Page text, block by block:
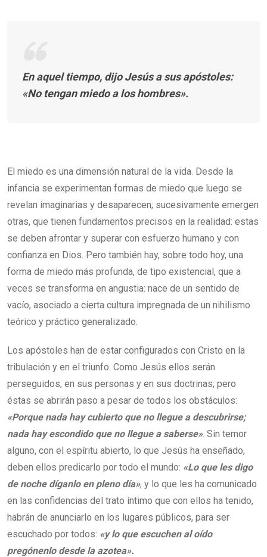
En aquel tiempo, dijo Jesús a sus apóstoles:
«No tengan miedo a los hombres».
El miedo es una dimensión natural de la vida. Desde la
infancia se experimentan formas de miedo que luego se
revelan imaginarias y desaparecen; sucesivamente emergen
otras, que tienen fundamentos precisos en la realidad: estas
se deben afrontar y superar con esfuerzo humano y con
confianza en Dios. Pero también hay, sobre todo hoy, una
forma de miedo más profunda, de tipo existencial, que a
veces se transforma en angustia: nace de un sentido de
vacío, asociado a cierta cultura impregnada de un nihilismo
teórico y práctico generalizado.
Los apóstoles han de estar configurados con Cristo en la
tribulación y en el triunfo. Como Jesús ellos serán
perseguidos, en sus personas y en sus doctrinas; pero
éstas se abrirán paso a pesar de todos los obstáculos:
«Porque nada hay cubierto que no llegue a descubrirse;
nada hay escondido que no llegue a saberse». Sin temor
alguno, con el espíritu abierto, lo que Jesús ha enseñado,
deben ellos predicarlo por todo el mundo: «Lo que les digo
de noche díganlo en pleno día», y lo que les ha comunicado
en las confidencias del trato íntimo que con ellos ha tenido,
habrán de anunciarlo en los lugares públicos, para ser
escuchado por todos: «y lo que escuchen al oído
pregónenlo desde la azotea».